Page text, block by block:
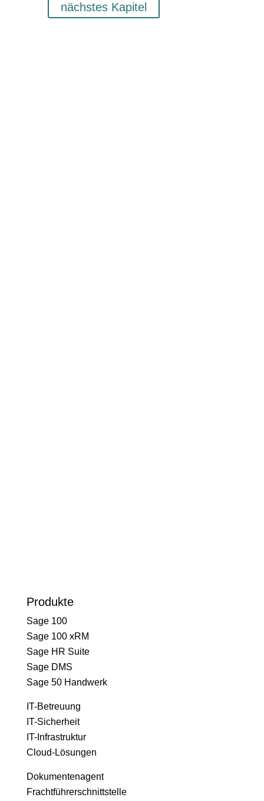
nächstes Kapitel
Produkte
Sage 100
Sage 100 xRM
Sage HR Suite
Sage DMS
Sage 50 Handwerk
IT-Betreuung
IT-Sicherheit
IT-Infrastruktur
Cloud-Lösungen
Dokumentenagent
Frachtführerschnittstelle